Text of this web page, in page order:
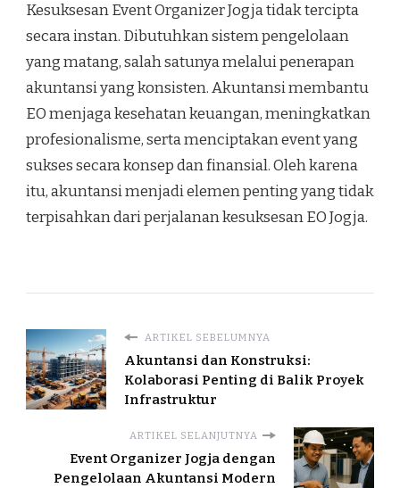
Kesuksesan Event Organizer Jogja tidak tercipta
secara instan. Dibutuhkan sistem pengelolaan
yang matang, salah satunya melalui penerapan
akuntansi yang konsisten. Akuntansi membantu
EO menjaga kesehatan keuangan, meningkatkan
profesionalisme, serta menciptakan event yang
sukses secara konsep dan finansial. Oleh karena
itu, akuntansi menjadi elemen penting yang tidak
terpisahkan dari perjalanan kesuksesan EO Jogja.
ARTIKEL SEBELUMNYA
Akuntansi dan Konstruksi:
Kolaborasi Penting di Balik Proyek
Infrastruktur
ARTIKEL SELANJUTNYA
Event Organizer Jogja dengan
Pengelolaan Akuntansi Modern